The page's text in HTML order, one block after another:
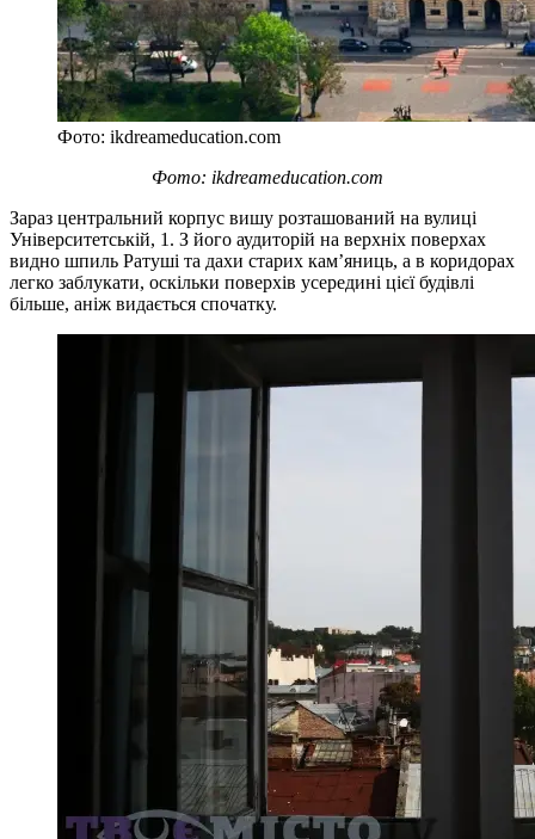
Фото: ikdreameducation.com
Фото: ikdreameducation.com
Зараз центральний корпус вишу розташований на вулиці
Університетській, 1. З його аудиторій на верхніх поверхах
видно шпиль Ратуші та дахи старих кам’яниць, а в коридорах
легко заблукати, оскільки поверхів усередині цієї будівлі
більше, аніж видається спочатку.